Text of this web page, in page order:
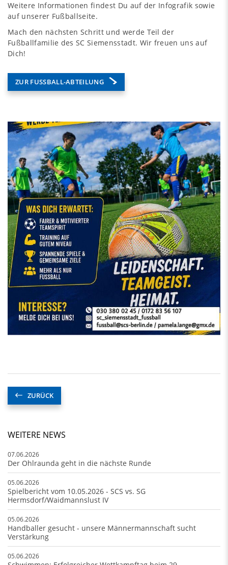
Weitere Informationen findest Du auf der Infografik sowie
auf unserer Fußballseite.
Mach den nächsten Schritt und werde Teil der
Fußballfamilie des SC Siemensstadt. Wir freuen uns auf
Dich!
ZUR FUSSBALL-ABTEILUNG
ZURÜCK
WEITERE NEWS
07.06.2026
Der Ohlraunda geht in die nächste Runde
05.06.2026
Spielbericht vom 10.05.2026 - SCS vs. SG
Hermsdorf/Waidmannslust IV
05.06.2026
Handballer gesucht - unsere Männermannschaft sucht
Verstärkung
05.06.2026